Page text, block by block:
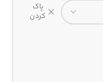
پاک
کردن